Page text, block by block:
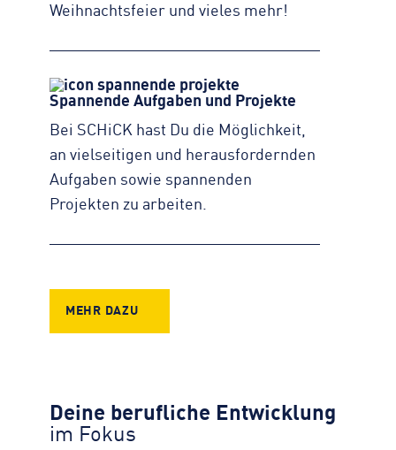
Weihnachtsfeier und vieles mehr!
Spannende Aufgaben und Projekte
Bei SCHiCK hast Du die Möglichkeit,
an vielseitigen und herausfordernden
Aufgaben sowie spannenden
Projekten zu arbeiten.
MEHR DAZU
Deine berufliche Entwicklung
im Fokus